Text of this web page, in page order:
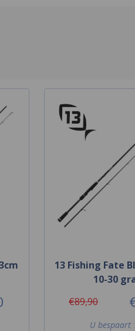
13 Fishing Fate
10-30
€89,90
U bespaart